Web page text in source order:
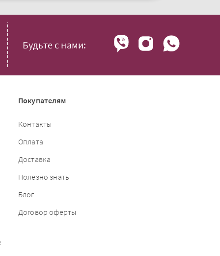
Будьте с нами:
Покупателям
Контакты
Оплата
Доставка
Полезно знать
Блог
Договор оферты